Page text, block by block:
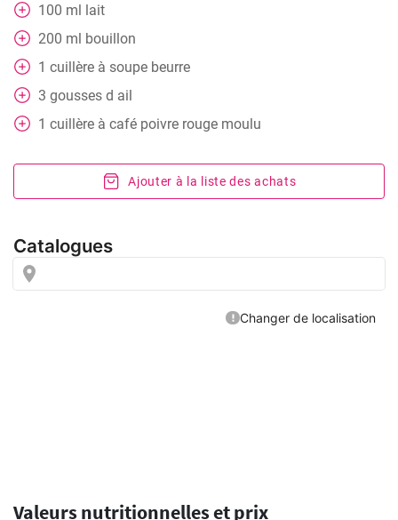
100 ml lait
200 ml bouillon
1 cuillère à soupe beurre
3 gousses d ail
1 cuillère à café poivre rouge moulu
Ajouter à la liste des achats
Valeurs nutritionnelles et prix